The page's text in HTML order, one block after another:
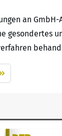
an GmbH-
gesondertes